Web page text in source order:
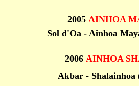
2005 AINHOA
Sol d'Oa - Ainhoa
2006 AINHOA S
Akbar - Shalainhoa